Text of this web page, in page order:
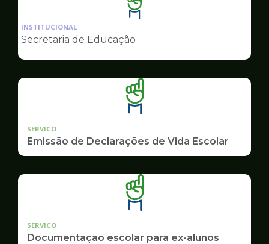
Ilustração
da
pagina
Educação
INSTITUCIONAL
Secretaria de Educação
SERVICO
Emissão de Declarações de Vida Escolar
SERVICO
Documentação escolar para ex-alunos